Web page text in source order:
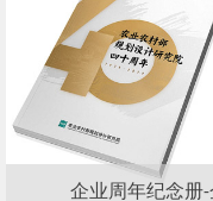
企业周年纪念册